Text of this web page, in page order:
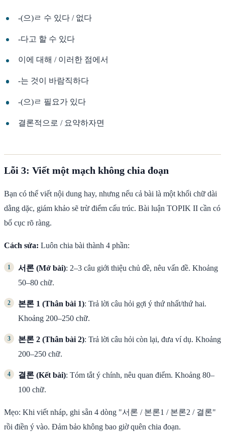
-(으)ㄹ 수 있다 / 없다
-다고 할 수 있다
이에 대해 / 이러한 점에서
-는 것이 바람직하다
-(으)ㄹ 필요가 있다
결론적으로 / 요약하자면
Lỗi 3: Viết một mạch không chia đoạn
Bạn có thể viết nội dung hay, nhưng nếu cả bài là một khối chữ dài
dằng dặc, giám khảo sẽ trừ điểm cấu trúc. Bài luận TOPIK II cần có
bố cục rõ ràng.
Cách sửa: Luôn chia bài thành 4 phần:
서론 (Mở bài): 2–3 câu giới thiệu chủ đề, nêu vấn đề. Khoảng
50–80 chữ.
본론 1 (Thân bài 1): Trả lời câu hỏi gợi ý thứ nhất/thứ hai.
Khoảng 200–250 chữ.
본론 2 (Thân bài 2): Trả lời câu hỏi còn lại, đưa ví dụ. Khoảng
200–250 chữ.
결론 (Kết bài): Tóm tắt ý chính, nêu quan điểm. Khoảng 80–
100 chữ.
Mẹo: Khi viết nháp, ghi sẵn 4 dòng "서론 / 본론1 / 본론2 / 결론"
rồi điền ý vào. Đảm bảo không bao giờ quên chia đoạn.